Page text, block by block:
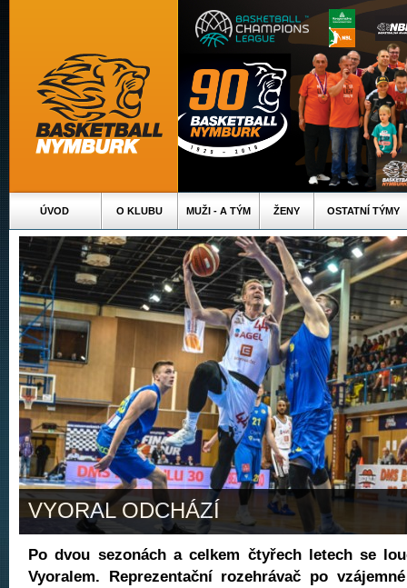
ÚVOD O KLUBU MUŽI - A TÝM ŽENY OSTATNÍ TÝMY
VYORAL ODCHÁZÍ
Po dvou sezonách a celkem čtyřech letech se
Vyoralem. Reprezentační rozehrávač po